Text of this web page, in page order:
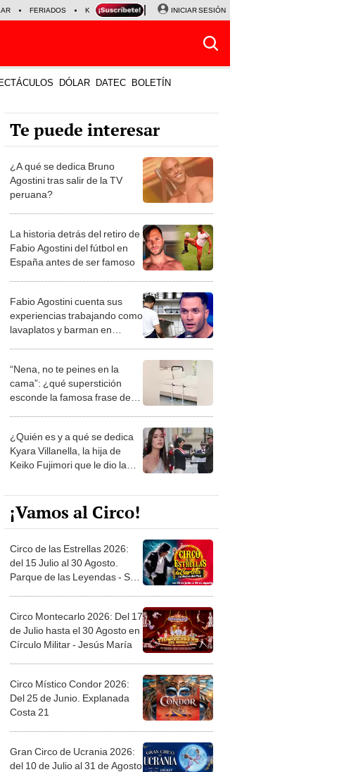
FERIADOS KEIKO FUJIMORI NALDY SALDAÑA
INICIAR SESIÓN
DÓLAR DATEC BOLETÍN
Te puede interesar
¿A qué se dedica Bruno
Agostini tras salir de la TV
peruana?
La historia detrás del retiro de
Fabio Agostini del fútbol en
España antes de ser famoso
Fabio Agostini cuenta sus
experiencias trabajando como
lavaplatos y barman en
“Nena, no te peines en la
cama”: ¿qué superstición
esconde la famosa frase de
¿Quién es y a qué se dedica
Kyara Villanella, la hija de
Keiko Fujimori que le dio la
¡Vamos al Circo!
Circo de las Estrellas 2026:
del 15 Julio al 30 Agosto.
Parque de las Leyendas - San
Circo Montecarlo 2026: Del 17
de Julio hasta el 30 Agosto en
Círculo Militar - Jesús María
Circo Místico Condor 2026:
Del 25 de Junio. Explanada
Costa 21
Gran Circo de Ucrania 2026:
del 10 de Julio al 31 de Agosto